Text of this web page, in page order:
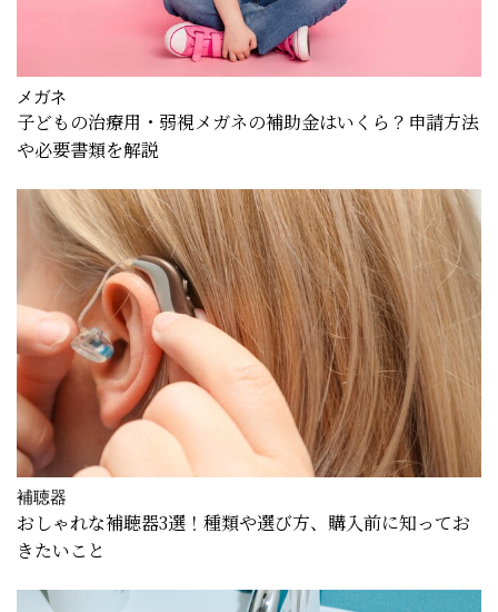
メガネ
子どもの治療用・弱視メガネの補助金はいくら？申請方法
や必要書類を解説
補聴器
おしゃれな補聴器3選！種類や選び方、購入前に知ってお
きたいこと